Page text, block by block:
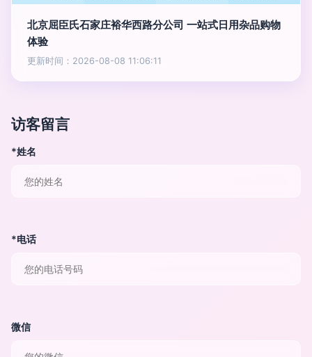
北京屈臣氏石家庄裕华西路分公司 一站式日用杂品购物
体验
更新时间：2026-08-08 11:06:11
访客留言
*姓名
*电话
微信